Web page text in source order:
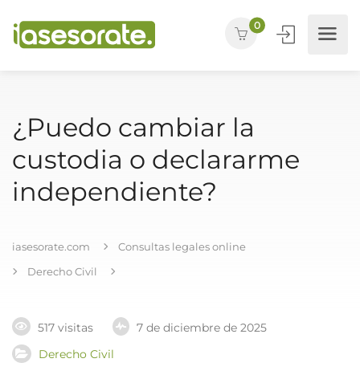
0
¿Puedo cambiar la
custodia o declararme
independiente?
iasesorate.com
Consultas legales online
Derecho Civil
517 visitas
7 de diciembre de 2025
Derecho Civil